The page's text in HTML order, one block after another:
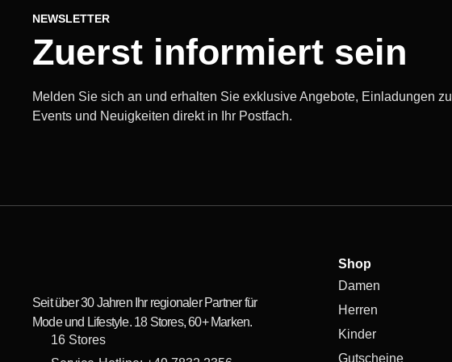
NEWSLETTER
Zuerst informiert sein
Melden Sie sich an und erhalten Sie exklusive Angebote, Einladungen zu
Events und Neuigkeiten direkt in Ihr Postfach.
Seit über 30 Jahren Ihr regionaler Partner für
Mode und Lifestyle. 18 Stores, 60+ Marken.
16 Stores
Shop
Damen
Herren
Kinder
Gutscheine